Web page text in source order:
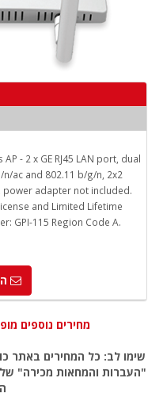
- 2 x GE RJ45 LAN port, dual
ac and 802.11 b/g/n, 2x2
power adapter not included.
and Limited Lifetime
GPI-115 Region Code A.
מחירים נוספים
שימו לב: כל המחירים באתר
"העברות והמחאות מכירה"